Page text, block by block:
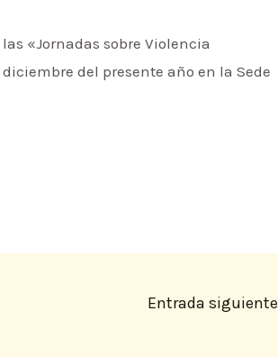
«Jornadas sobre Violencia
del presente año en la Sede
Entrada siguiente